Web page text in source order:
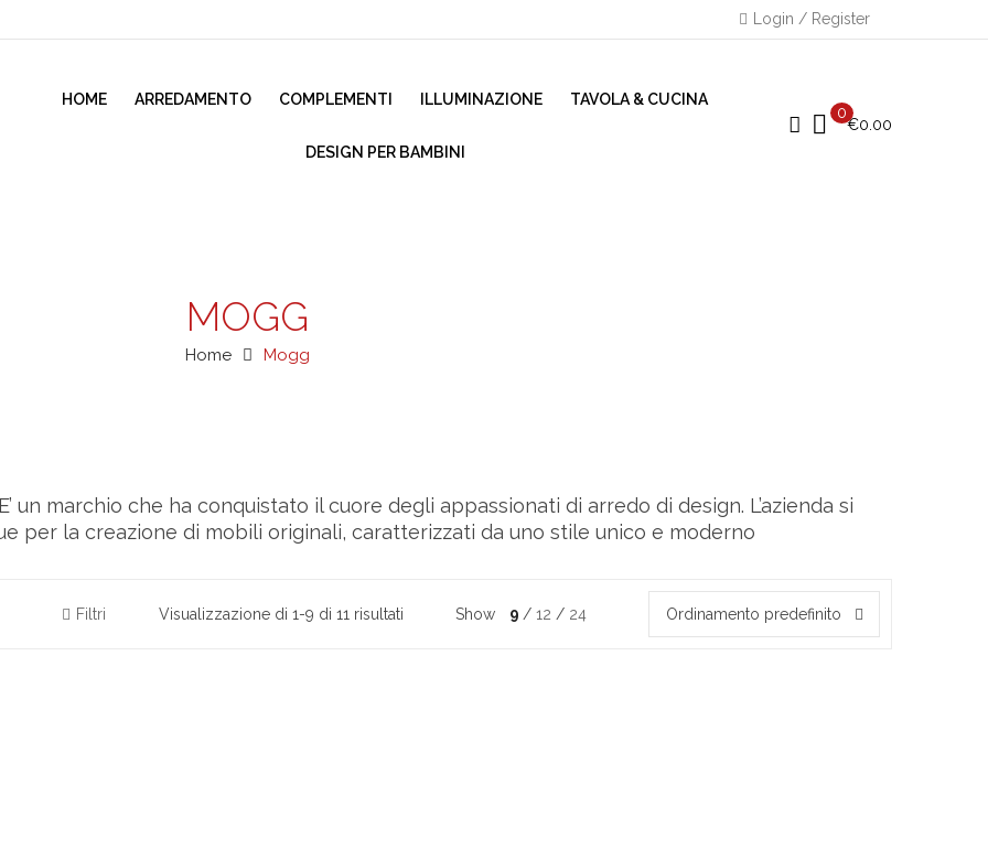
Login / Register
HOME ARREDAMENTO COMPLEMENTI ILLUMINAZIONE TAVOLA & CUCINA
DESIGN PER BAMBINI
0
€0.00
MOGG
Home Mogg
per la creazione di mobili originali, caratterizzati da uno stile unico e moderno
Filtri Visualizzazione di 1-9 di 11 risultati Show 9 12 24 Ordinamento predefinito